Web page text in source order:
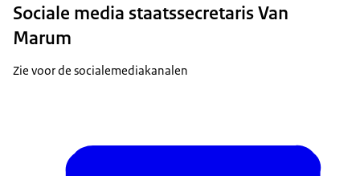
Sociale media staatssecretaris Van
Marum
Zie voor de socialemediakanalen